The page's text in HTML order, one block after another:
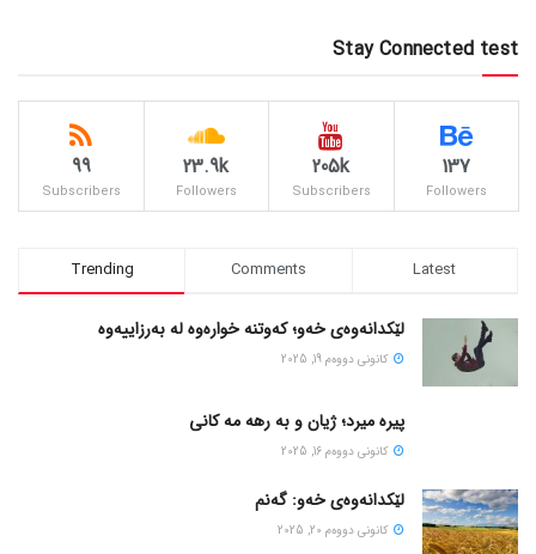
Stay Connected test
137
Followers
205k
Subscribers
23.9k
Followers
99
Subscribers
Trending Comments Latest
لێکدانەوەی خەو؛ کەوتنە خوارەوە لە بەرزاییەوە
كانونی دووه‌م 19, 2025
پیره میرد؛ ژیان و به رهه مه کانی
كانونی دووه‌م 16, 2025
لێکدانەوەی خەو: گەنم
كانونی دووه‌م 20, 2025